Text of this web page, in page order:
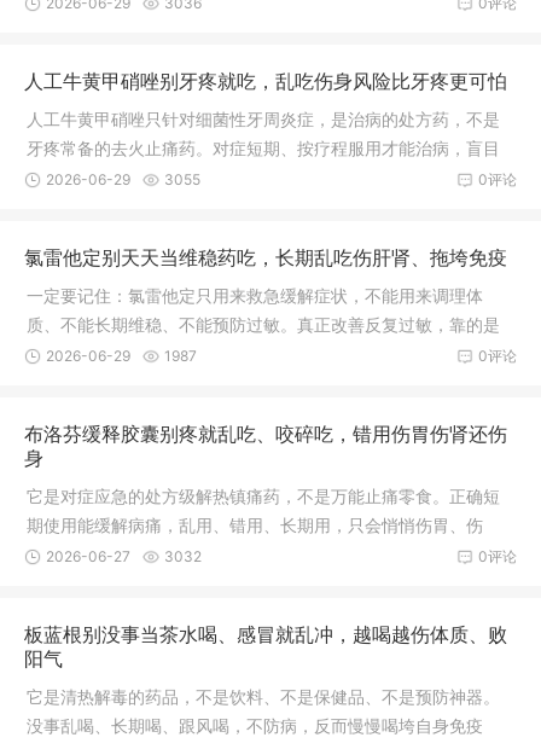
人工牛黄甲硝唑别牙疼就吃，乱吃伤身风险比牙疼更可怕
人工牛黄甲硝唑只针对细菌性牙周炎症，是治病的处方药，不是
牙疼常备的去火止痛药。对症短期、按疗程服用才能治病，盲目
乱吃、随意停药、酒后服用，只会伤身害体，得不偿失。
0评论
2026-06-29 3055
氯雷他定别天天当维稳药吃，长期乱吃伤肝肾、拖垮免疫
一定要记住：氯雷他定只用来救急缓解症状，不能用来调理体
质、不能长期维稳、不能预防过敏。真正改善反复过敏，靠的是
避开过敏源、修复皮肤和身体屏障、调理免疫力，不是靠常年吃
0评论
2026-06-29 1987
布洛芬缓释胶囊别疼就乱吃、咬碎吃，错用伤胃伤肾还伤
身
它是对症应急的处方级解热镇痛药，不是万能止痛零食。正确短
期使用能缓解病痛，乱用、错用、长期用，只会悄悄伤胃、伤
肾、伤身体。
0评论
2026-06-27 3032
板蓝根别没事当茶水喝、感冒就乱冲，越喝越伤体质、败
阳气
它是清热解毒的药品，不是饮料、不是保健品、不是预防神器。
没事乱喝、长期喝、跟风喝，不防病，反而慢慢喝垮自身免疫